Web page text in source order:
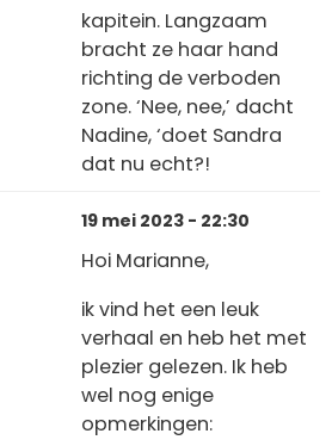
kapitein. Langzaam
bracht ze haar hand
richting de verboden
zone. ‘Nee, nee,’ dacht
Nadine, ‘doet Sandra
dat nu echt?!
19 mei 2023 - 22:30
Hoi Marianne,
ik vind het een leuk
verhaal en heb het met
plezier gelezen. Ik heb
wel nog enige
opmerkingen: